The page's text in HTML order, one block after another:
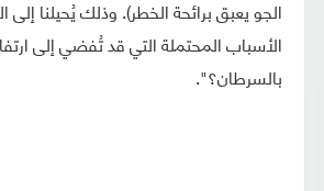
الجو يعبق برائحة الخطر). وذلك يُحيلنا
الأسباب المحتملة التي قد تُفضي إلى
بالسرطان؟".